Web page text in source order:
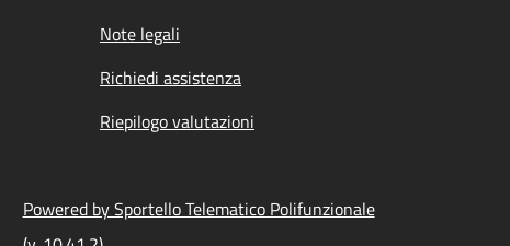
Note legali
Richiedi assistenza
Riepilogo valutazioni
Powered by Sportello Telematico Polifunzionale